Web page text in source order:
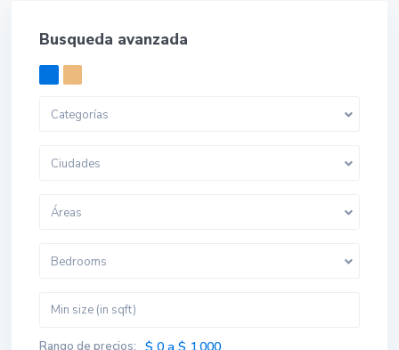
Busqueda avanzada
Categorías
Ciudades
Áreas
Bedrooms
Rango de precios: